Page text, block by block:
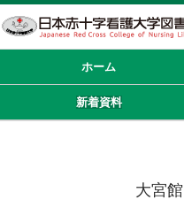
ホーム
新着資料
大宮館